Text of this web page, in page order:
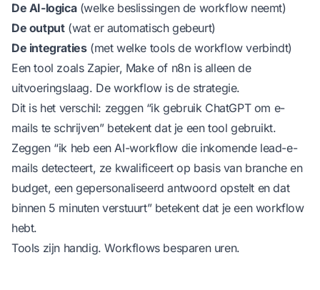
De AI-logica(welke beslissingen de workflow neemt)
De output(wat er automatisch gebeurt)
De integraties(met welke tools de workflow verbindt)
Een tool zoals Zapier, Make of n8n is alleen de
uitvoeringslaag. De workflow is de strategie.
Dit is het verschil: zeggen “ik gebruik ChatGPT om e-
mails te schrijven” betekent dat je een tool gebruikt.
Zeggen “ik heb een AI-workflow die inkomende lead-e-
mails detecteert, ze kwalificeert op basis van branche en
budget, een gepersonaliseerd antwoord opstelt en dat
binnen 5 minuten verstuurt” betekent dat je een workflow
hebt.
Tools zijn handig. Workflows besparen uren.